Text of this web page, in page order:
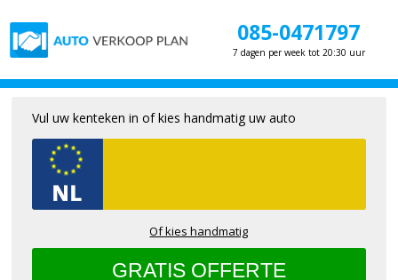
085-0471797
7 dagen per week tot 20:30 uur
Vul uw kenteken in of kies handmatig uw auto
Of kies handmatig